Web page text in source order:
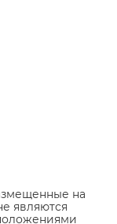
на
являются